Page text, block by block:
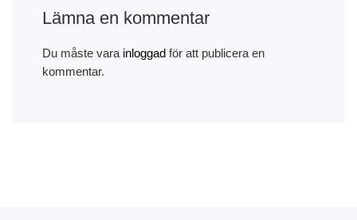
Lämna en kommentar
Du måste vara inloggadför att publicera en
kommentar.